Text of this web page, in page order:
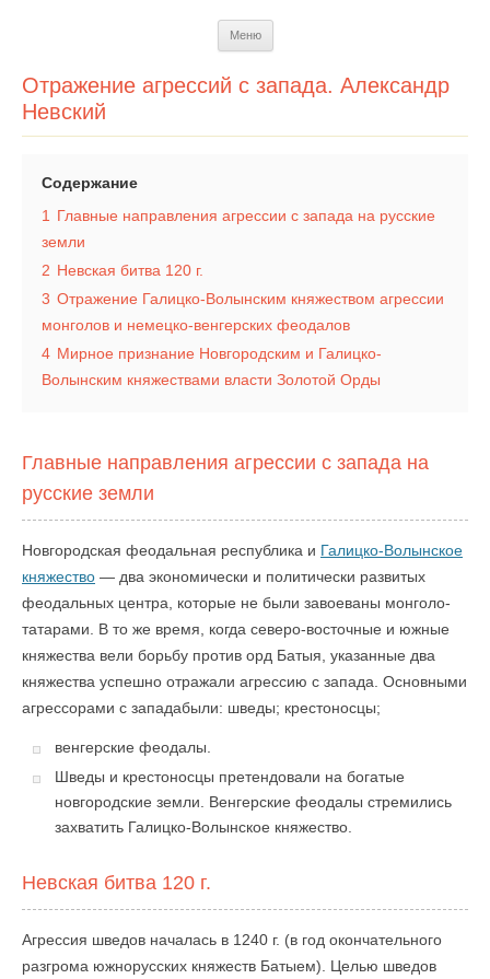
Меню
Отражение агрессий с запада. Александр
Невский
Содержание
1
Главные направления агрессии с запада на русские
земли
2 Невская битва 120 г.
3 Отражение Галицко-Волынским княжеством агрессии
монголов и немецко-венгерских феодалов
4 Мирное признание Новгородским и Галицко-
Волынским княжествами власти Золотой Орды
Главные направления агрессии с запада на
русские земли
Новгородская феодальная республика и Галицко-Волынское
княжество — два экономически и политически развитых
феодальных центра, которые не были завоеваны монголо-
татарами. В то же время, когда северо-восточные и южные
княжества вели борьбу против орд Батыя, указанные два
княжества успешно отражали агрессию с запада. Основными
агрессорами с западабыли: шведы; крестоносцы;
венгерские феодалы.
Шведы и крестоносцы претендовали на богатые
новгородские земли. Венгерские феодалы стремились
захватить Галицко-Волынское княжество.
Невская битва 120 г.
Агрессия шведов началась в 1240 г. (в год окончательного
разгрома южнорусских княжеств Батыем). Целью шведов